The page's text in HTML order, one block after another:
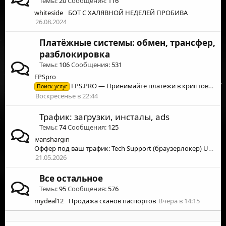
whiteside
БОТ С ХАЛЯВНОЙ НЕДЕЛЕЙ ПРОБИВА
26.08.2024
Платёжные системы: обмен, трансфер,
разблокировка
Темы 106Сообщения 531
FPSpro
Поиск услуг FPS.PRO — Принимайте платежи в криптовалюте
Воскресенье в 22:44
Трафик: загрузки, инсталы, ads
Темы 74Сообщения 125
ivanshargin
Оффер под ваш трафик: Tech Support (браузерлокер) US, BE, FR, JP
21.05.2026
Все остальное
Темы 95Сообщения 576
mydeal12
Продажа сканов паспортов Вчера в 14:15